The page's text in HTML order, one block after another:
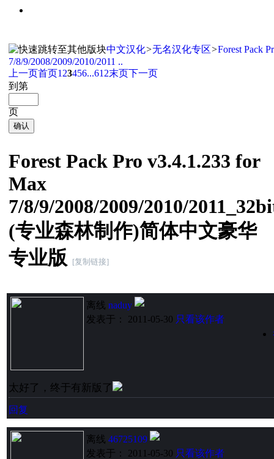
中文汉化>无名汉化专区>Forest Pack
7/8/9/2008/2009/2010/2011 ..
上一页首页1 23456...612末页下一页
到第
页
确认
Forest Pack Pro v3.4.1.233 for
Max
7/8/9/2008/2009/2010/
(专业森林制作)简体中文豪华
专业版
[复制链接]
离线 naduy
发表于： 2011-05-30 只看该作者
太好了，终于有新版了
回复
离线 46725109
发表于： 2011-05-30 只看该作者